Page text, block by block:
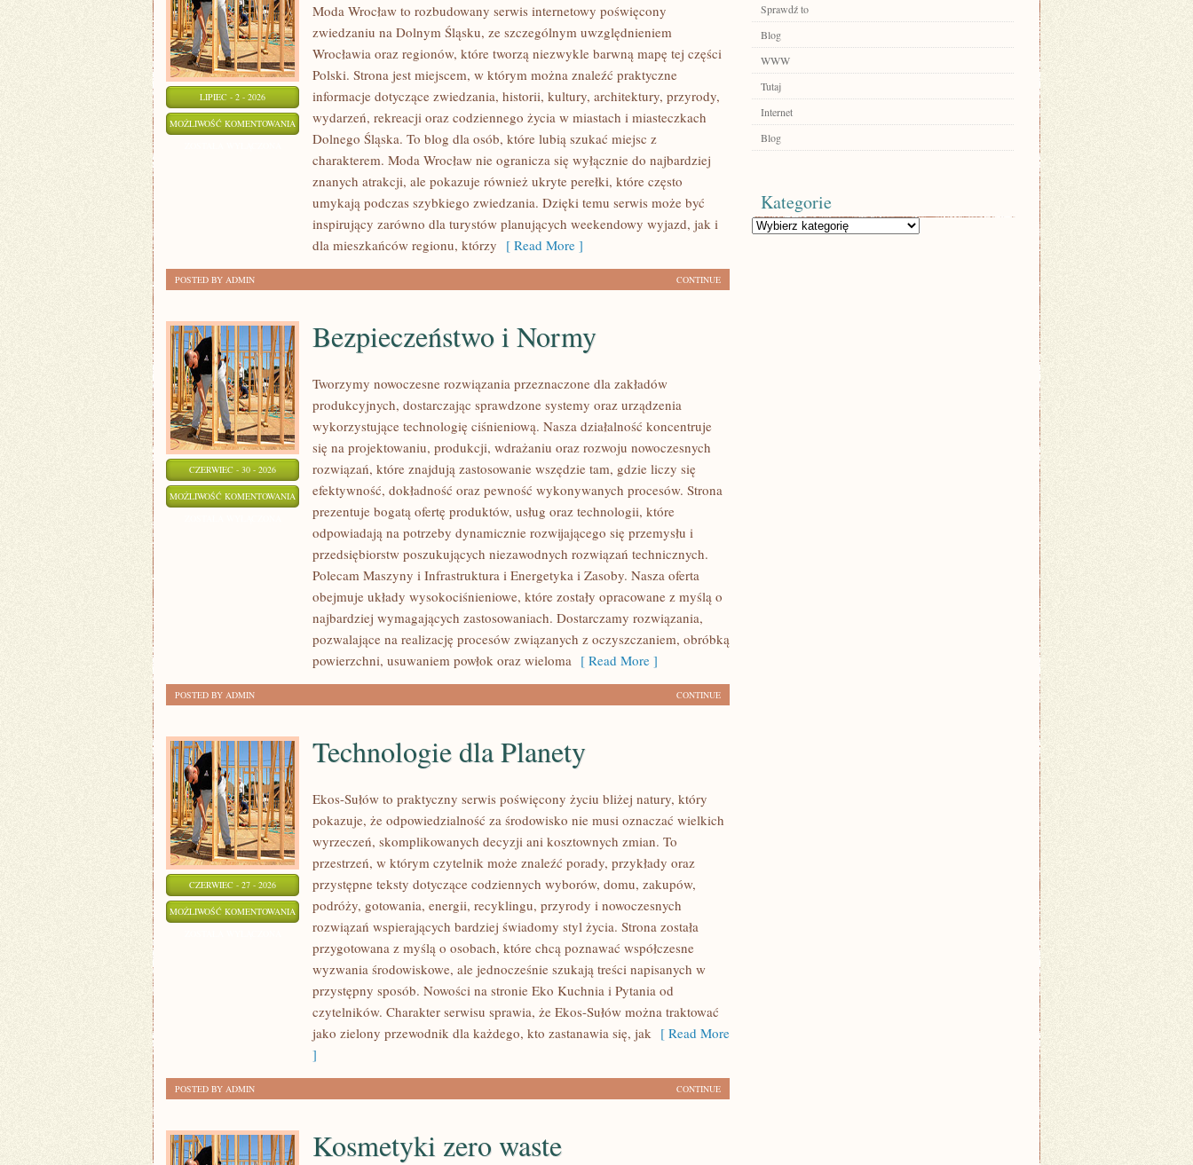
LIPIEC - 2 - 2026
MOŻLIWOŚĆ KOMENTOWANIA ŚWIDNICA
Moda Wrocław to rozbudowany serwis internetowy poświęcony
zwiedzaniu na Dolnym Śląsku, ze szczególnym uwzględnieniem
Wrocławia oraz regionów, które tworzą niezwykle barwną mapę tej części
Polski. Strona jest miejscem, w którym można znaleźć praktyczne
informacje dotyczące zwiedzania, historii, kultury, architektury, przyrody,
wydarzeń, rekreacji oraz codziennego życia w miastach i miasteczkach
Dolnego Śląska. To blog dla osób, które lubią szukać miejsc z
charakterem. Moda Wrocław nie ogranicza się wyłącznie do najbardziej
znanych atrakcji, ale pokazuje również ukryte perełki, które często
umykają podczas szybkiego zwiedzania. Dzięki temu serwis może być
inspirujący zarówno dla turystów planujących weekendowy wyjazd, jak i
dla mieszkańców regionu, którzy [ Read More ]
CONTINUE
POSTED BY ADMIN
CZERWIEC - 30 - 2026
MOŻLIWOŚĆ KOMENTOWANIA BEZPIECZEŃSTWO
NORMY
Bezpieczeństwo i Normy
Tworzymy nowoczesne rozwiązania przeznaczone dla zakładów
produkcyjnych, dostarczając sprawdzone systemy oraz urządzenia
wykorzystujące technologię ciśnieniową. Nasza działalność koncentruje
się na projektowaniu, produkcji, wdrażaniu oraz rozwoju nowoczesnych
rozwiązań, które znajdują zastosowanie wszędzie tam, gdzie liczy się
efektywność, dokładność oraz pewność wykonywanych procesów. Strona
prezentuje bogatą ofertę produktów, usług oraz technologii, które
odpowiadają na potrzeby dynamicznie rozwijającego się przemysłu i
przedsiębiorstw poszukujących niezawodnych rozwiązań technicznych.
Polecam Maszyny i Infrastruktura i Energetyka i Zasoby. Nasza oferta
obejmuje układy wysokociśnieniowe, które zostały opracowane z myślą o
najbardziej wymagających zastosowaniach. Dostarczamy rozwiązania,
pozwalające na realizację procesów związanych z oczyszczaniem, obróbką
powierzchni, usuwaniem powłok oraz wieloma [ Read More ]
CONTINUE
POSTED BY ADMIN
CZERWIEC - 27 - 2026
MOŻLIWOŚĆ KOMENTOWANIA TECHNOLOGIE
PLANETY
Technologie dla Planety
Ekos-Sułów to praktyczny serwis poświęcony życiu bliżej natury, który
pokazuje, że odpowiedzialność za środowisko nie musi oznaczać wielkich
wyrzeczeń, skomplikowanych decyzji ani kosztownych zmian. To
przestrzeń, w którym czytelnik może znaleźć porady, przykłady oraz
przystępne teksty dotyczące codziennych wyborów, domu, zakupów,
podróży, gotowania, energii, recyklingu, przyrody i nowoczesnych
rozwiązań wspierających bardziej świadomy styl życia. Strona została
przygotowana z myślą o osobach, które chcą poznawać współczesne
wyzwania środowiskowe, ale jednocześnie szukają treści napisanych w
przystępny sposób. Nowości na stronie Eko Kuchnia i Pytania od
czytelników. Charakter serwisu sprawia, że Ekos-Sułów można traktować
jako zielony przewodnik dla każdego, kto zastanawia się, jak [ Read More
]
CONTINUE
POSTED BY ADMIN
Kosmetyki zero waste
Sprawdź to
Blog
WWW
Tutaj
Internet
Blog
Kategorie
Kategorie